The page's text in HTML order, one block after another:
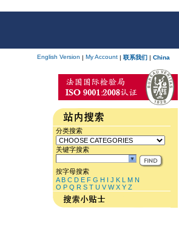
English Version | My Account | 联系我们 | China
分类搜索
关键字搜索
按字母搜索
A B C D E F G H I J K L M N
O P Q R S T U V W X Y Z